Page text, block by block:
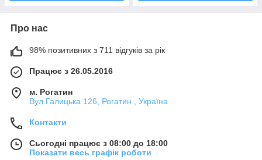
Про нас
98% позитивних з 711 відгуків за рік
Працює з 26.05.2016
м. Рогатин
Вул Галицька 126, Рогатин , Україна
Контакти
Сьогодні працює з 08:00 до 18:00
Показати весь графік роботи